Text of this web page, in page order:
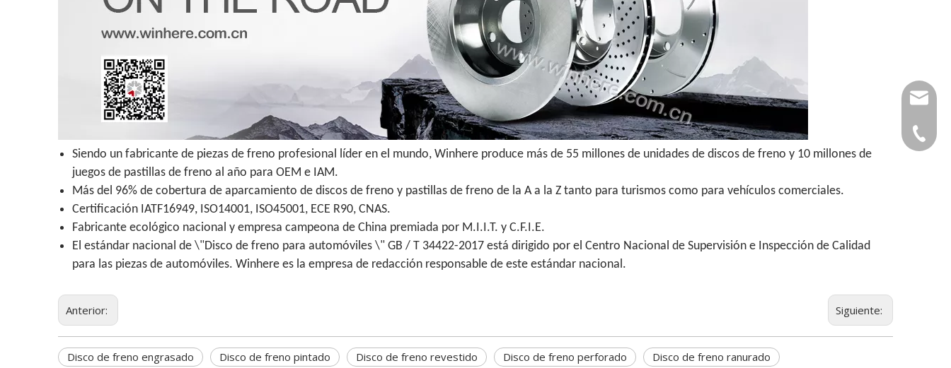
Siendo un fabricante de piezas de freno profesional líder en el mundo, Winhere produce más de 55 millones de unidades de discos de freno y 10 millones de
juegos de pastillas de freno al año para OEM e IAM.
Más del 96% de cobertura de aparcamiento de discos de freno y pastillas de freno de la A a la Z tanto para turismos como para vehículos comerciales.
Certificación IATF16949, ISO14001, ISO45001, ECE R90, CNAS.
Fabricante ecológico nacional y empresa campeona de China premiada por M.I.I.T. y C.F.I.E.
El estándar nacional de \"Disco de freno para automóviles \" GB / T 34422-2017 está dirigido por el Centro Nacional de Supervisión e Inspección de Calidad
para las piezas de automóviles. Winhere es la empresa de redacción responsable de este estándar nacional.
Anterior: Siguiente:
Disco de freno engrasado Disco de freno pintado Disco de freno revestido Disco de freno perforado
Disco de freno ranurado
0086-